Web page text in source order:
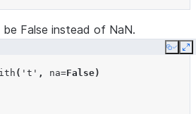
False instead of NaN.
Copy
( 't' , na=False)